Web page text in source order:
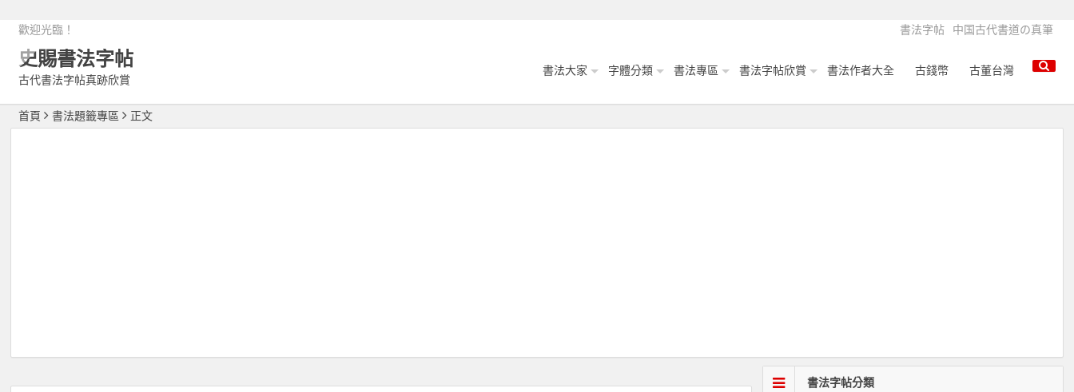
歡迎光臨！ 書法字帖 中国古代書道の真筆
史賜書法字帖
古代書法字帖真跡欣賞
書法大家 字體分類 書法專區 書法字帖欣賞 書法作者大全 古錢幣 古董台灣
首頁 書法題籤專區 正文
書法字帖分類